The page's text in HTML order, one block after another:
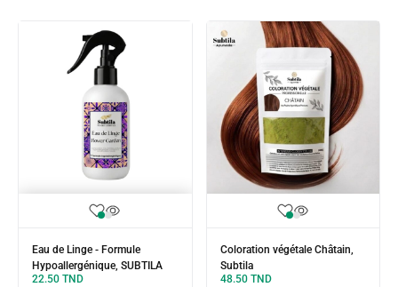
Eau de Linge - Formule
Hypoallergénique, SUBTILA
22.50 TND
Coloration végétale Châtain,
Subtila
48.50 TND